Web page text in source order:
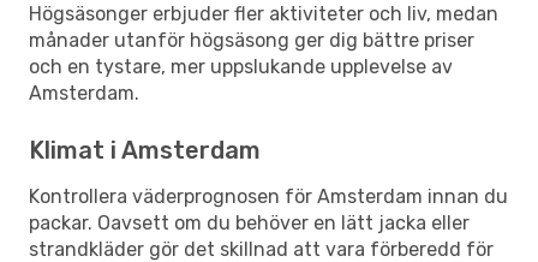
Högsäsonger erbjuder fler aktiviteter och liv, medan
månader utanför högsäsong ger dig bättre priser
och en tystare, mer uppslukande upplevelse av
Amsterdam.
Klimat i Amsterdam
Kontrollera väderprognosen för Amsterdam innan du
packar. Oavsett om du behöver en lätt jacka eller
strandkläder gör det skillnad att vara förberedd för